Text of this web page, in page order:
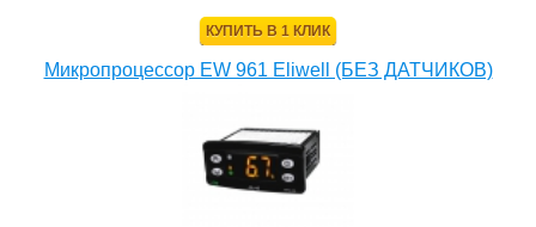
КУПИТЬ В 1 КЛИК
Микропроцессор EW 961 Eliwell (БЕЗ ДАТЧИКОВ)